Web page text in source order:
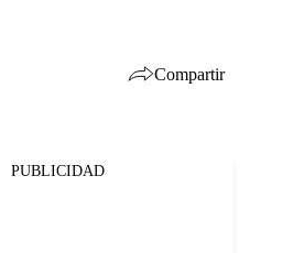
Compartir
PUBLICIDAD